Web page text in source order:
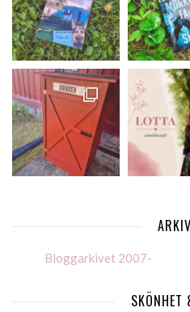
Bloggarkivet 2007-
SKÖNHET